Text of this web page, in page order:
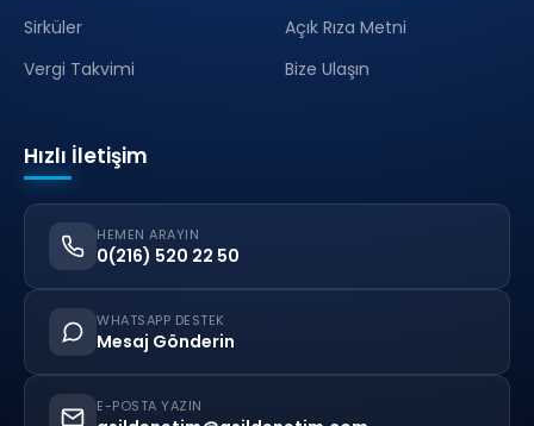
Sirküler
Vergi Takvimi
Açık Rıza Metni
Bize Ulaşın
Hızlı İletişim
HEMEN ARAYIN
0(216) 520 22 50
WHATSAPP DESTEK
Mesaj Gönderin
E-POSTA YAZIN